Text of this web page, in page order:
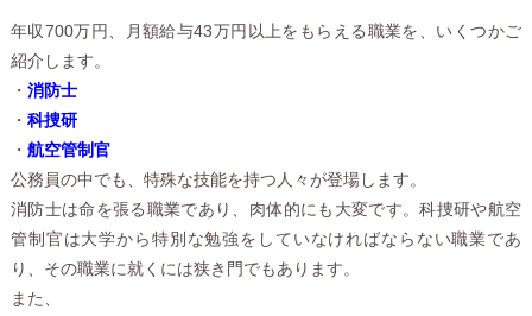
年収700万円、月額給与43万円以上をもらえる職業を、いくつかご
紹介します。
・ 消防士
・ 科捜研
・ 航空管制官
公務員の中でも、特殊な技能を持つ人々が登場します。
消防士は命を張る職業であり、肉体的にも大変です。科捜研や航空
管制官は大学から特別な勉強をしていなければならない職業であ
り、その職業に就くには狭き門でもあります。
また、